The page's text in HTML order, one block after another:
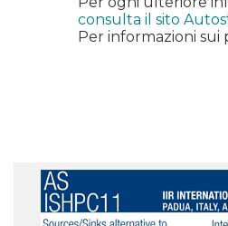
consulta il sito
Per informazioni sui